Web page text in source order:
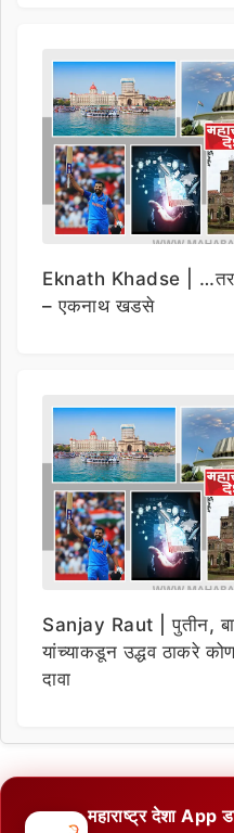
Eknath Khadse | …तर
– एकनाथ खडसे
Sanjay Raut | पुतीन,
यांच्याकडून उद्धव ठाकरे
दावा
महाराष्ट्र देशा App